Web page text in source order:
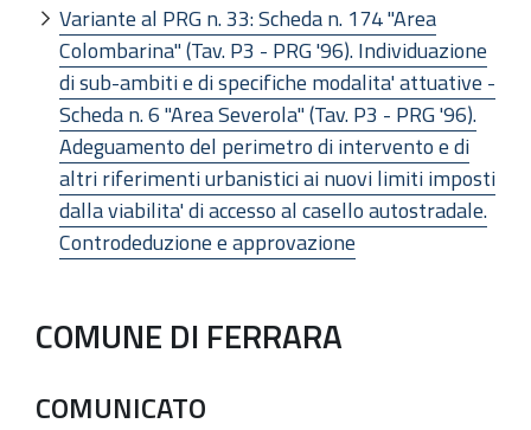
Variante al PRG n. 33: Scheda n. 174 "Area
Colombarina" (Tav. P3 - PRG '96). Individuazione
di sub-ambiti e di specifiche modalita' attuative -
Scheda n. 6 "Area Severola" (Tav. P3 - PRG '96).
Adeguamento del perimetro di intervento e di
altri riferimenti urbanistici ai nuovi limiti imposti
dalla viabilita' di accesso al casello autostradale.
Controdeduzione e approvazione
COMUNE DI FERRARA
COMUNICATO